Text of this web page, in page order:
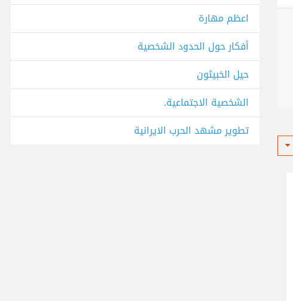
اعظم مهارة
أفكار حول الحدود الشخصية
حيل الخبيثون
الشخصية الاجتماعية.
تطوير مشهد الحرب الايرانية